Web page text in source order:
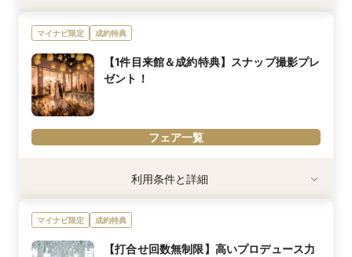
マイナビ限定 成約特典
【1件目来館＆成約特典】スナップ撮影プレ
ゼント！
フェア一覧
内容詳細
1件目のご見学＆ご成約で人気のスナップ撮影をプレゼント！
利用条件と詳細
マイナビ限定 成約特典
【打合せ回数無制限】高いプロデュース力